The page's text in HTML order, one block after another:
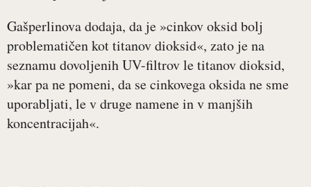
Gašperlinova dodaja, da je »cinkov oksid bolj
problematičen kot titanov dioksid«, zato je na
seznamu dovoljenih UV-filtrov le titanov dioksid,
»kar pa ne pomeni, da se cinkovega oksida ne sme
uporabljati, le v druge namene in v manjših
koncentracijah«.